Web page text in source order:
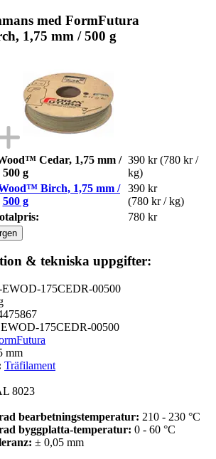
med FormFutura
1,75 mm / 500 g
Cedar, 1,75 mm /
500 g
390 kr (780 kr /
kg)
Birch, 1,75 mm /
500 g
390 kr
(780 kr / kg)
780 kr
& tekniska uppgifter:
EWOD-175CEDR-00500
EWOD-175CEDR-00500
mm
Träfilament
8023
bearbetningstemperatur: 210 - 230 °C
byggplatta-temperatur: 0 - 60 °C
± 0,05 mm